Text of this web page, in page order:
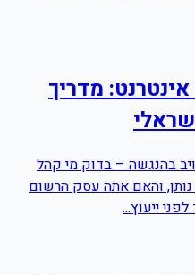
מדריך
בהנגשה – בדוק מי קהל
והאם אתה עסק הרשום
ייעוץ...